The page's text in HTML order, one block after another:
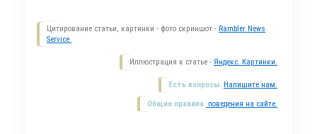
Цитирование статьи, картинки - фото скриншот - Rambler News
Service.
Иллюстрация к статье - Яндекс. Картинки.
Есть вопросы. Напишите нам.
Общие правила поведения на сайте.